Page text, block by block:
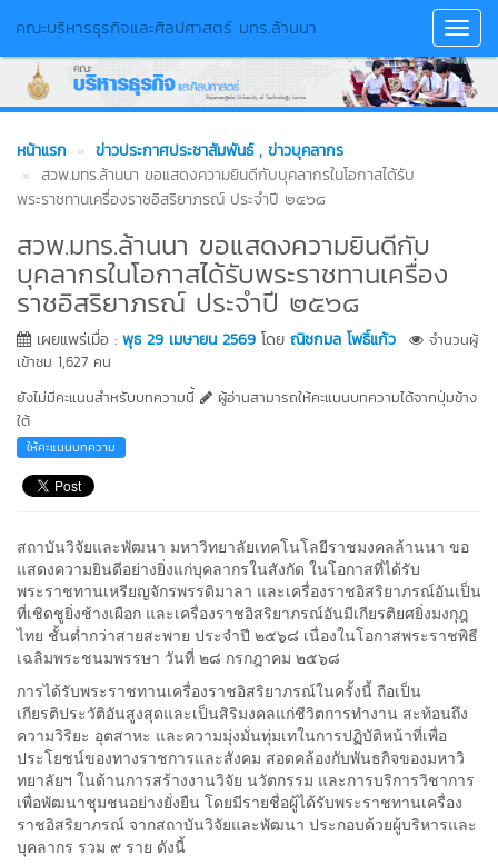
คณะบริหารธุรกิจและศิลปศาสตร์ มทร.ล้านนา
หน้าแรก ข่าวประกาศประชาสัมพันธ์ , ข่าวบุคลากร
สวพ.มทร.ล้านนา ขอแสดงความยินดีกับบุคลากรในโอกาสได้รับ
พระราชทานเครื่องราชอิสริยาภรณ์ ประจำปี ๒๕๖๘
สวพ.มทร.ล้านนา ขอแสดงความยินดีกับ
บุคลากรในโอกาสได้รับพระราชทานเครื่อง
ราชอิสริยาภรณ์ ประจำปี ๒๕๖๘
เผยแพร่เมื่อ : พุธ 29 เมษายน 2569 โดย ณิชกมล โพธิ์แก้ว
จำนวนผู้
เข้าชม 1,627 คน
ยังไม่มีคะแนนสำหรับบทความนี้
ผู้อ่านสามารถให้คะแนนบทความได้จากปุ่มข้าง
ใต้
ให้คะแนนบทความ
สถาบันวิจัยและพัฒนา มหาวิทยาลัยเทคโนโลยีราชมงคลล้านนา ขอ
แสดงความยินดีอย่างยิ่งแก่บุคลากรในสังกัด ในโอกาสที่ได้รับ
พระราชทานเหรียญจักรพรรดิมาลา และเครื่องราชอิสริยาภรณ์อันเป็น
ที่เชิดชูยิ่งช้างเผือก และเครื่องราชอิสริยาภรณ์อันมีเกียรติยศยิ่งมงกุฎ
ไทย ชั้นต่ำกว่าสายสะพาย ประจำปี ๒๕๖๘ เนื่องในโอกาสพระราชพิธี
เฉลิมพระชนมพรรษา วันที่ ๒๘ กรกฎาคม ๒๕๖๘
การได้รับพระราชทานเครื่องราชอิสริยาภรณ์ในครั้งนี้ ถือเป็น
เกียรติประวัติอันสูงสุดและเป็นสิริมงคลแก่ชีวิตการทำงาน สะท้อนถึง
ความวิริยะ อุตสาหะ และความมุ่งมั่นทุ่มเทในการปฏิบัติหน้าที่เพื่อ
ประโยชน์ของทางราชการและสังคม สอดคล้องกับพันธกิจของมหาวิ
ทยาลัยฯ ในด้านการสร้างงานวิจัย นวัตกรรม และการบริการวิชาการ
เพื่อพัฒนาชุมชนอย่างยั่งยืน โดยมีรายชื่อผู้ได้รับพระราชทานเครื่อง
ราชอิสริยาภรณ์ จากสถาบันวิจัยและพัฒนา ประกอบด้วยผู้บริหารและ
บุคลากร รวม ๙ ราย ดังนี้